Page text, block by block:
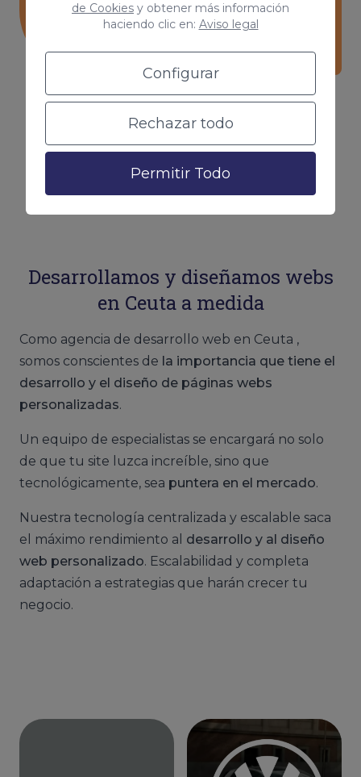
de Cookies y obtener más información
haciendo clic en: Aviso legal
Configurar
Rechazar todo
Permitir Todo
Contacta con nuestro equipo
Desarrollamos y diseñamos webs
en Ceuta a medida
Como agencia de desarrollo web en Ceuta ,
somos conscientes de la importancia que tiene el
desarrollo y el diseño de páginas webs
personalizadas.
Un equipo de especialistas se encargará no solo
de que tu site luzca increíble, sino que
tecnológicamente, sea puntera en el mercado.
Nuestra tecnología centralizada y escalable saca
el máximo rendimiento al desarrollo y al diseño
web personalizado. Escalabilidad y completa
adaptación a estrategias que harán crecer tu
negocio.